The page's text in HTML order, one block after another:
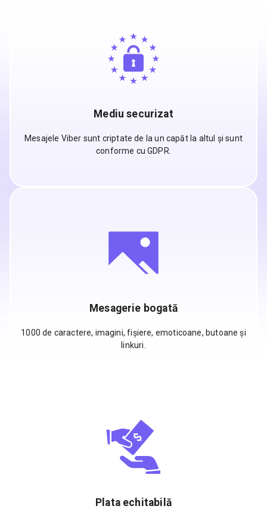
Mediu securizat
Mesajele Viber sunt criptate de la un capăt la altul și sunt
conforme cu GDPR.
Mesagerie bogată
1000 de caractere, imagini, fișiere, emoticoane, butoane și
linkuri.
Plata echitabilă